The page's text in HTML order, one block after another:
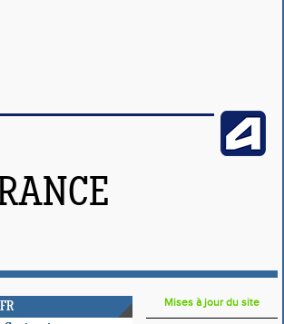
Mises à jour du site